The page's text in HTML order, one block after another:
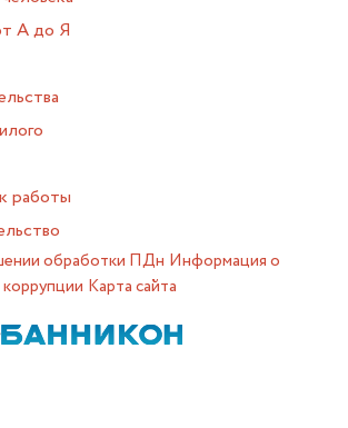
А до Я
работы
обработки ПДн Информация о
Карта сайта